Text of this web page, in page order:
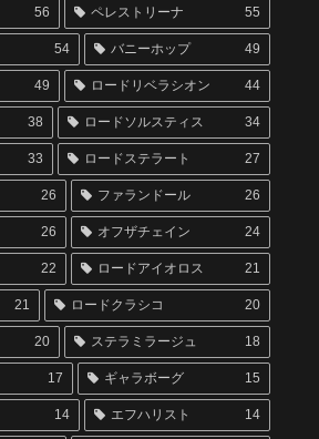
56 ペレストリーナ 55
54 バニーホップ 49
49 ロードリベラシオン 44
38 ロードソルスティス 34
33 ロードステラート 27
26 ファランドール 26
26 オフザチェイン 24
22 ロードアイオロス 21
21 ロードクラシコ 20
20 ステラミラージュ 18
17 ギャラボーグ 15
14 エフハリスト 14